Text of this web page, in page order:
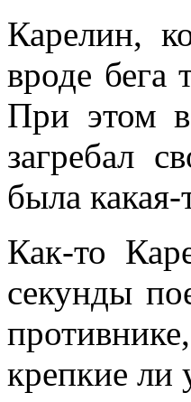
Карелин,
вроде бега
При этом в
загребал
была
Как-то
секунды
крепкие ли